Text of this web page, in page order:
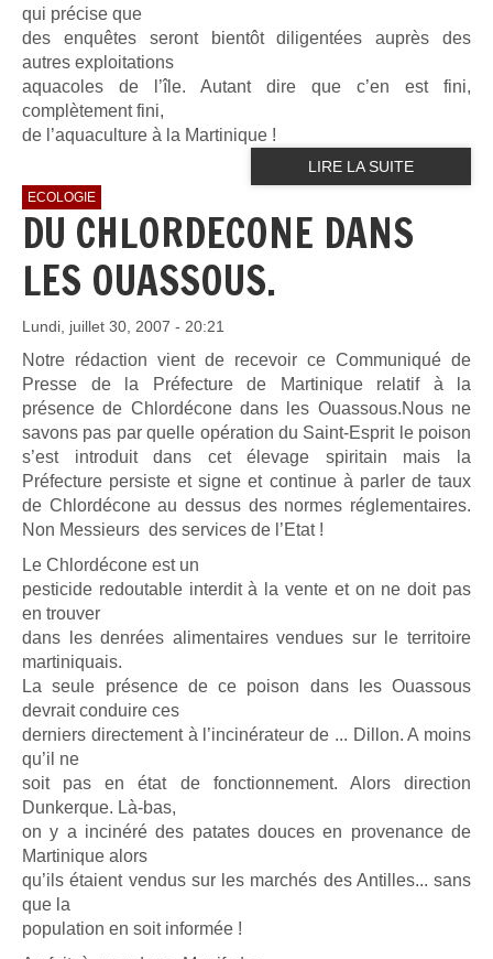
qui précise que
des enquêtes seront bientôt diligentées auprès des
autres exploitations
aquacoles de l’île. Autant dire que c’en est fini,
complètement fini,
de l’aquaculture à la Martinique !
LIRE LA SUITE
ECOLOGIE
DU CHLORDECONE DANS
LES OUASSOUS.
Lundi, juillet 30, 2007 - 20:21
Notre rédaction vient de recevoir ce Communiqué de
Presse de la Préfecture de Martinique relatif à la
présence de Chlordécone dans les Ouassous.Nous ne
savons pas par quelle opération du Saint-Esprit le poison
s’est introduit dans cet élevage spiritain mais la
Préfecture persiste et signe et continue à parler de taux
de Chlordécone au dessus des normes réglementaires.
Non Messieurs des services de l’Etat !
Le Chlordécone est un
pesticide redoutable interdit à la vente et on ne doit pas
en trouver
dans les denrées alimentaires vendues sur le territoire
martiniquais.
La seule présence de ce poison dans les Ouassous
devrait conduire ces
derniers directement à l’incinérateur de ... Dillon. A moins
qu’il ne
soit pas en état de fonctionnement. Alors direction
Dunkerque. Là-bas,
on y a incinéré des patates douces en provenance de
Martinique alors
qu’ils étaient vendus sur les marchés des Antilles... sans
que la
population en soit informée !